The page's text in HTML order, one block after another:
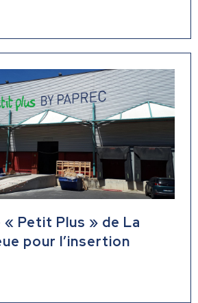
« Petit Plus » de La
pour l’insertion